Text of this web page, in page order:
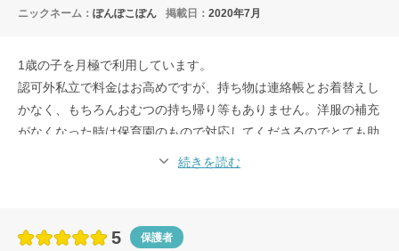
ニックネーム： ぽんぽこぽん 掲載日： 2020年7月
1歳の子を月極で利用しています。
認可外私立で料金はお高めですが、持ち物は連絡帳とお着替えし
かなく、もちろんおむつの持ち帰り等もありません。洋服の補充
がなくなった時は保育園のもので対応してくださるのでとても助
いるので、子供も伸び伸びと、毎日嬉しそうに通っています。ス
続きを読む
5
保護者